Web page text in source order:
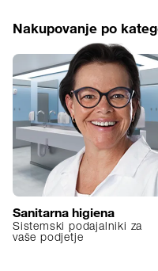
Nakupovanje po
Sanitarna higiena
Sistemski podajalniki za
vaše podjetje